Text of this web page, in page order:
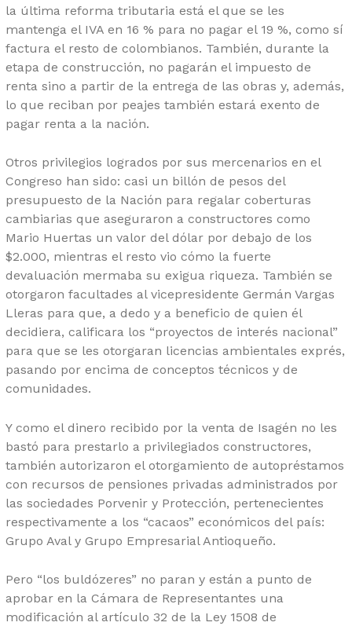
la última reforma tributaria está el que se les
mantenga el IVA en 16 % para no pagar el 19 %, como sí
factura el resto de colombianos. También, durante la
etapa de construcción, no pagarán el impuesto de
renta sino a partir de la entrega de las obras y, además,
lo que reciban por peajes también estará exento de
pagar renta a la nación.
Otros privilegios logrados por sus mercenarios en el
Congreso han sido: casi un billón de pesos del
presupuesto de la Nación para regalar coberturas
cambiarias que aseguraron a constructores como
Mario Huertas un valor del dólar por debajo de los
$2.000, mientras el resto vio cómo la fuerte
devaluación mermaba su exigua riqueza. También se
otorgaron facultades al vicepresidente Germán Vargas
Lleras para que, a dedo y a beneficio de quien él
decidiera, calificara los “proyectos de interés nacional”
para que se les otorgaran licencias ambientales exprés,
pasando por encima de conceptos técnicos y de
comunidades.
Y como el dinero recibido por la venta de Isagén no les
bastó para prestarlo a privilegiados constructores,
también autorizaron el otorgamiento de autopréstamos
con recursos de pensiones privadas administrados por
las sociedades Porvenir y Protección, pertenecientes
respectivamente a los “cacaos” económicos del país:
Grupo Aval y Grupo Empresarial Antioqueño.
Pero “los buldózeres” no paran y están a punto de
aprobar en la Cámara de Representantes una
modificación al artículo 32 de la Ley 1508 de